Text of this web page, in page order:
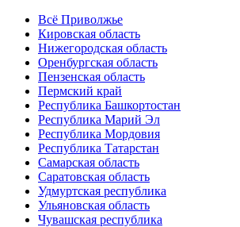
Всё Приволжье
Кировская область
Нижегородская область
Оренбургская область
Пензенская область
Пермский край
Республика Башкортостан
Республика Марий Эл
Республика Мордовия
Республика Татарстан
Самарская область
Саратовская область
Удмуртская республика
Ульяновская область
Чувашская республика